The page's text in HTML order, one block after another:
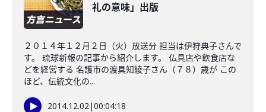
礼の意味」出版
２０１４年１２月２日（火）放送分 担当は伊狩典子さんで
す。 琉球新報の記事から紹介します。 仏具店や飲食店な
どを経営する 名護市の渡具知綾子さん（７８）歳が この
ほど、伝統文化の...
2014.12.02|00:04:18